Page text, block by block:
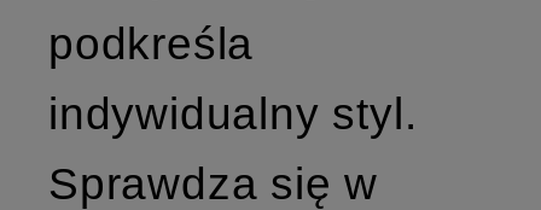
podkreśla
indywidualny styl.
Sprawdza się w